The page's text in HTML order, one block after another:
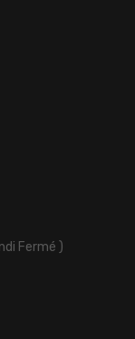
Fermé )